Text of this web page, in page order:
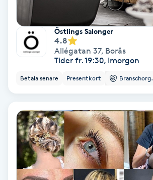
Hyperhidros
Hypnos
Hårborttagning
Hårbottenbehandling
Hårförlängning
Hårvård
Östlings Salonger
4.8
Allégatan 37, Borås
Tider fr. 19:30, Imorgon
Betala senare Presentkort Branschorg.